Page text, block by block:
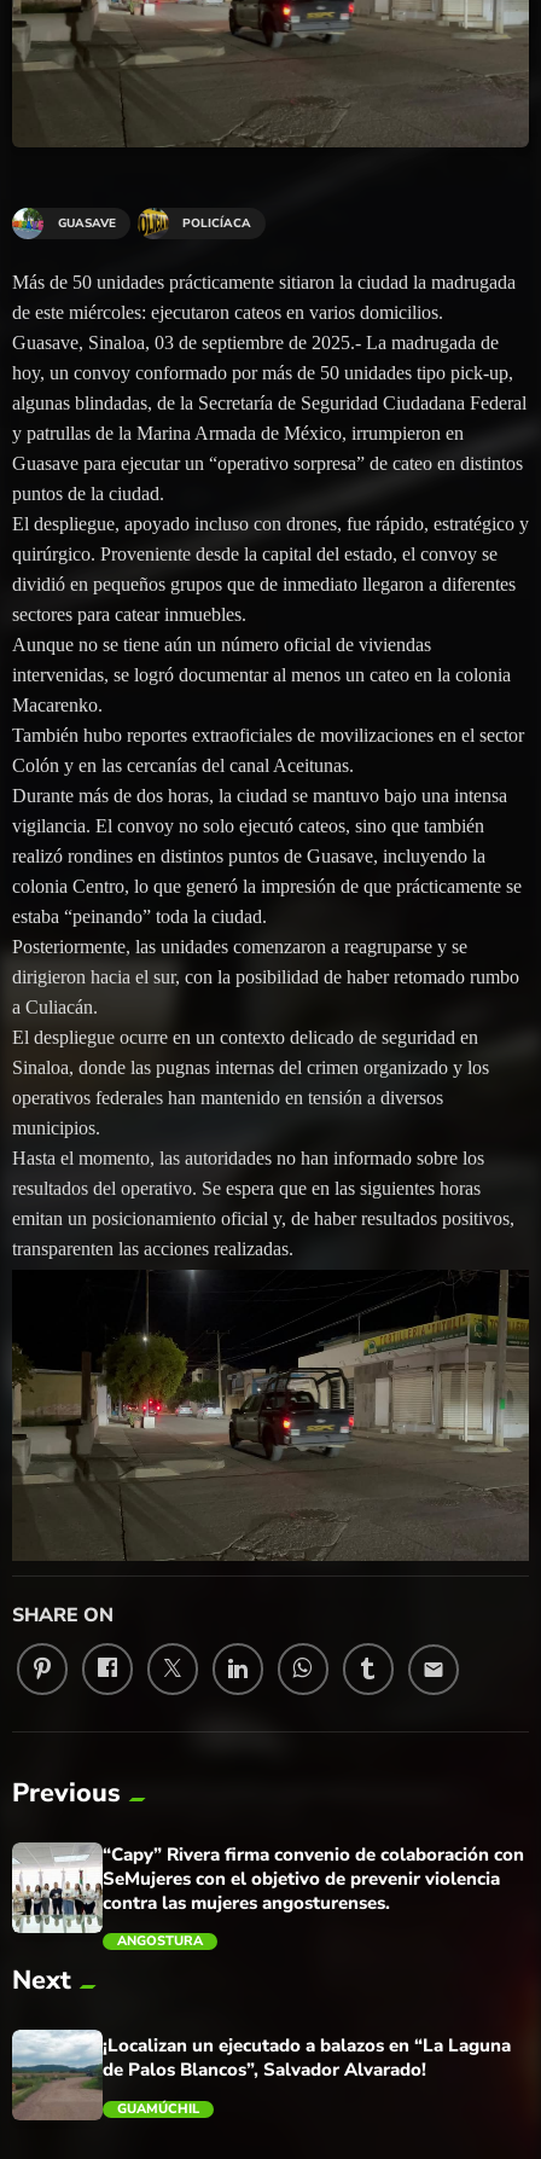
GUASAVE POLICÍACA
Más de 50 unidades prácticamente sitiaron la ciudad la madrugada
de este miércoles: ejecutaron cateos en varios domicilios.
Guasave, Sinaloa, 03 de septiembre de 2025.- La madrugada de
hoy, un convoy conformado por más de 50 unidades tipo pick-up,
algunas blindadas, de la Secretaría de Seguridad Ciudadana Federal
y patrullas de la Marina Armada de México, irrumpieron en
Guasave para ejecutar un “operativo sorpresa” de cateo en distintos
puntos de la ciudad.
El despliegue, apoyado incluso con drones, fue rápido, estratégico y
quirúrgico. Proveniente desde la capital del estado, el convoy se
dividió en pequeños grupos que de inmediato llegaron a diferentes
sectores para catear inmuebles.
Aunque no se tiene aún un número oficial de viviendas
intervenidas, se logró documentar al menos un cateo en la colonia
Macarenko.
También hubo reportes extraoficiales de movilizaciones en el sector
Colón y en las cercanías del canal Aceitunas.
Durante más de dos horas, la ciudad se mantuvo bajo una intensa
vigilancia. El convoy no solo ejecutó cateos, sino que también
realizó rondines en distintos puntos de Guasave, incluyendo la
colonia Centro, lo que generó la impresión de que prácticamente se
estaba “peinando” toda la ciudad.
Posteriormente, las unidades comenzaron a reagruparse y se
dirigieron hacia el sur, con la posibilidad de haber retomado rumbo
a Culiacán.
El despliegue ocurre en un contexto delicado de seguridad en
Sinaloa, donde las pugnas internas del crimen organizado y los
operativos federales han mantenido en tensión a diversos
municipios.
Hasta el momento, las autoridades no han informado sobre los
resultados del operativo. Se espera que en las siguientes horas
emitan un posicionamiento oficial y, de haber resultados positivos,
transparenten las acciones realizadas.
SHARE ON
email
Previous
“Capy” Rivera firma convenio de colaboración con
SeMujeres con el objetivo de prevenir violencia
contra las mujeres angosturenses.
ANGOSTURA
Next
¡Localizan un ejecutado a balazos en “La Laguna
de Palos Blancos”, Salvador Alvarado!
GUAMÚCHIL